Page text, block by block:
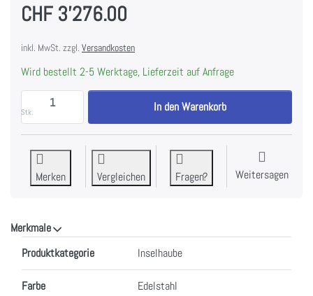
CHF 3'276.00
inkl. MwSt. zzgl. Versandkosten
Wird bestellt 2-5 Werktage, Lieferzeit auf Anfrage
Stk.
WESCO FHE Quadro 7-100 Umluft, für Haubenhöhe
In den Warenkorb
Merken Vergleichen Fragen? Weitersagen
Merkmale
Produktkategorie Inselhaube
Farbe Edelstahl